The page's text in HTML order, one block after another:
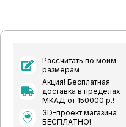
Рассчитать по моим
размерам
Акция! Бесплатная
доставка в пределах
МКАД от 150000 р.!
3D-проект магазина
БЕСПЛАТНО!